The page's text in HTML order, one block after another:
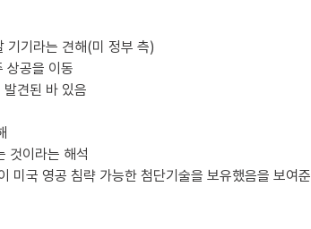
기기라는 견해(미 정부 측)
상공을 이동
견된 바 있음
것이라는 해석
미국 영공 침략 가능한 첨단기술을 보유했음을 보여준